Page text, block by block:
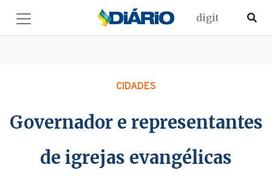
CIDADES
Governador e representantes
de igrejas evangélicas